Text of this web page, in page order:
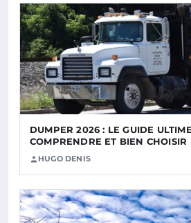
DUMPER 2026 : LE GUIDE
COMPRENDRE ET BIEN CHOISIR
HUGO DENIS